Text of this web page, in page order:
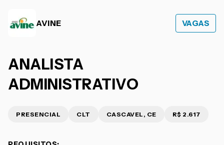
AVINE VAGAS
ANALISTA
ADMINISTRATIVO
PRESENCIAL CLT CASCAVEL, CE R$ 2.617